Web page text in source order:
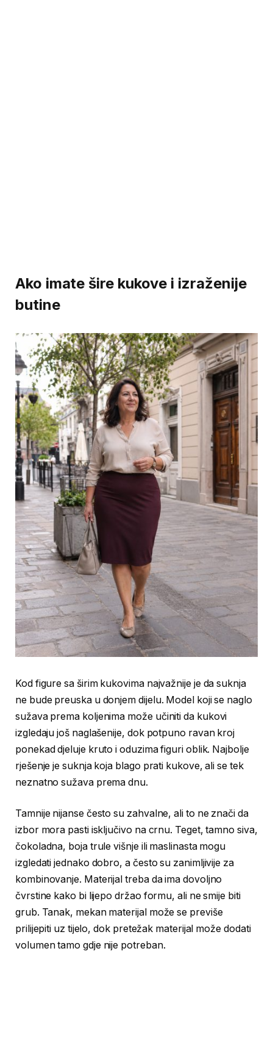
Ako imate šire kukove i izraženije
butine
Kod figure sa širim kukovima najvažnije je da suknja
ne bude preuska u donjem dijelu. Model koji se naglo
sužava prema koljenima može učiniti da kukovi
izgledaju još naglašenije, dok potpuno ravan kroj
ponekad djeluje kruto i oduzima figuri oblik. Najbolje
rješenje je suknja koja blago prati kukove, ali se tek
neznatno sužava prema dnu.
Tamnije nijanse često su zahvalne, ali to ne znači da
izbor mora pasti isključivo na crnu. Teget, tamno siva,
čokoladna, boja trule višnje ili maslinasta mogu
izgledati jednako dobro, a često su zanimljivije za
kombinovanje. Materijal treba da ima dovoljno
čvrstine kako bi lijepo držao formu, ali ne smije biti
grub. Tanak, mekan materijal može se previše
prilijepiti uz tijelo, dok pretežak materijal može dodati
volumen tamo gdje nije potreban.